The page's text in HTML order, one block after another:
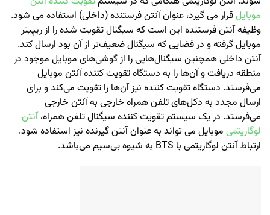
موبایلقرار می گیرد، عنوان آنتن فرستنده (داخلی) استفاده می شود.
وظیفه آنتن فرستنده این است که سیگنال تقویت شده را از ریپیتر
موبایل گرفته و در فضایی که سیگنال ضعیف‌تر از آن بود ارسال کند.
آنتن داخلی همچنین سیگنال‌هایی را از گوشی‌های موبایل موجود در
منطقه دریافت و آن‌ها را به دستگاه تقویت کننده آنتن موبایل
می‌فرستد. دستگاه تقویت کننده نیز آن‌ها را تقویت می‌کند و برای
ارسال مجدد به دکل‌های تلفن همراه خارجی به آنتن خارجی
می‌فرستد. در یک سیستم تقویت کننده سیگنال تلفن همراه،آنتن
لوگاریتمی موبایل می تواند به عنوان آنتن گیرنده نیز استفاده شود.
ارتباط آنتن لوگاریتمی با BTS به شیوه بی‌سیم می‌باشد.